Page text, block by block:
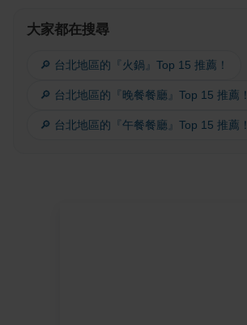
大家都在搜尋
🔎 台北地區的『火鍋』Top 15 推薦！
🔎 台北地區的『晚餐餐廳』Top 15 推薦！
🔎 台北地區的『午餐餐廳』Top 15 推薦！